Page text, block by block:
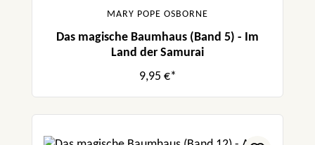
MARY POPE OSBORNE
Das magische Baumhaus (Band 5) - Im
Land der Samurai
9,95 €*